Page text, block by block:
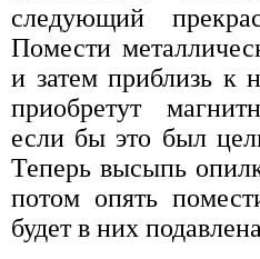
следующий
Помести
и затем приблизь к
приобретут
если бы это был
Теперь высыпь
потом опять
будет в них